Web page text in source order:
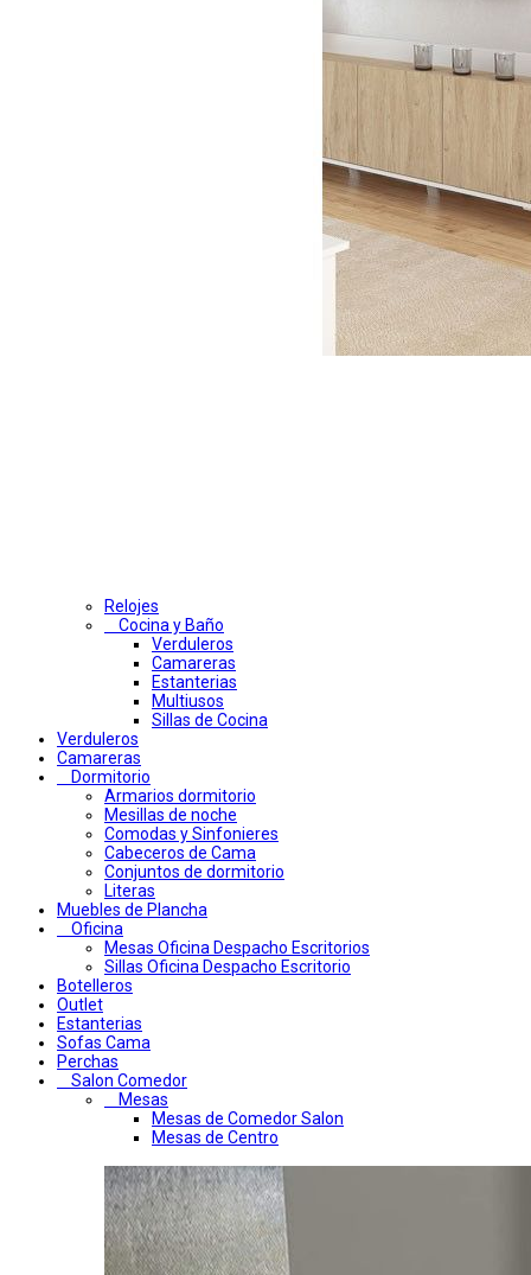
Relojes
Cocina y Baño
Verduleros
Camareras
Estanterias
Multiusos
Sillas de Cocina
Verduleros
Camareras
Dormitorio
Armarios dormitorio
Mesillas de noche
Comodas y Sinfonieres
Cabeceros de Cama
Conjuntos de dormitorio
Literas
Muebles de Plancha
Oficina
Mesas Oficina Despacho Escritorios
Sillas Oficina Despacho Escritorio
Botelleros
Outlet
Estanterias
Sofas Cama
Perchas
Salon Comedor
Mesas
Mesas de Comedor Salon
Mesas de Centro